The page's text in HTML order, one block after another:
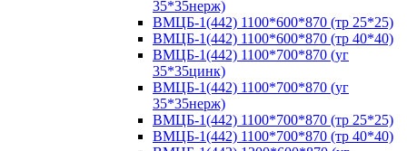
35*35нерж)
ВМЦБ-1(442) 1100*600*870 (тр 25*25)
ВМЦБ-1(442) 1100*600*870 (тр 40*40)
ВМЦБ-1(442) 1100*700*870 (уг
35*35цинк)
ВМЦБ-1(442) 1100*700*870 (уг
35*35нерж)
ВМЦБ-1(442) 1100*700*870 (тр 25*25)
ВМЦБ-1(442) 1100*700*870 (тр 40*40)